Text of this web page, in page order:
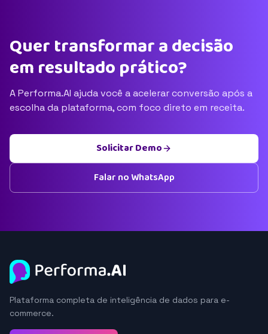
Quer transformar a decisão
em resultado prático?
A Performa.AI ajuda você a acelerar conversão após a
escolha da plataforma, com foco direto em receita.
Solicitar Demo
Falar no WhatsApp
Plataforma completa de inteligência de dados para e-
commerce.